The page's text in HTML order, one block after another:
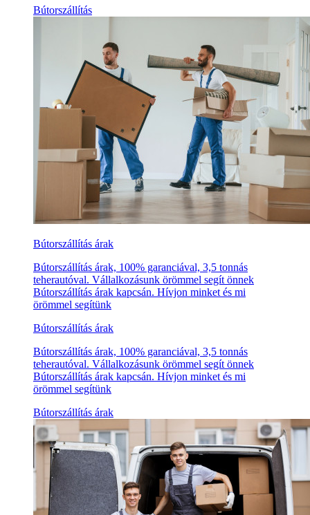
Bútorszállítás
Bútorszállítás árak
Bútorszállítás árak, 100% garanciával, 3,5 tonnás
teherautóval. Vállalkozásunk örömmel segít önnek
Bútorszállítás árak kapcsán. Hívjon minket és mi
örömmel segítünk
Bútorszállítás árak
Bútorszállítás árak, 100% garanciával, 3,5 tonnás
teherautóval. Vállalkozásunk örömmel segít önnek
Bútorszállítás árak kapcsán. Hívjon minket és mi
örömmel segítünk
Bútorszállítás árak